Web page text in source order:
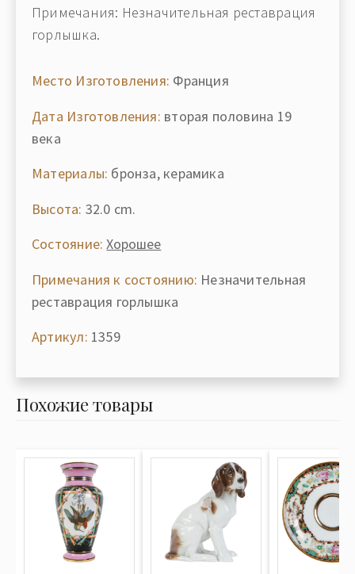
Примечания: Незначительная реставрация
горлышка.
Место Изготовления: Франция
Дата Изготовления: вторая половина 19
века
Материалы: бронза, керамика
Высота: 32.0 cm.
Состояние: Хорошее
Примечания к состоянию: Незначительная
реставрация горлышка
Артикул: 1359
Похожие товары